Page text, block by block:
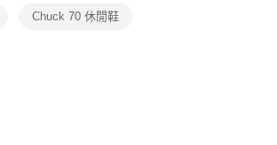
之「AFTEE先享後付」服務完成之
資料，並將交易相關給付款項請
網址：
Chuck 70 休閒鞋